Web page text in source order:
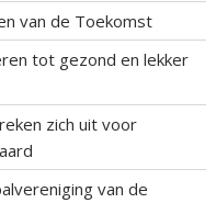
van de Toekomst
tot gezond en lekker
zich uit voor
van de